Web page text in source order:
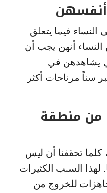
أنفسهن
النساء فيما يتعلق
النساء أنهن يجب أن
يشاهدهن في
سناً مرتاحات أكثر
من منطقة
كلما تحققنا أن ليس
لهذا السبب الكثيرات
للخروج من